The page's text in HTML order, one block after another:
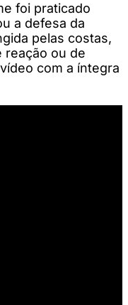
foi praticado
a defesa da
pelas costas,
reação ou de
com a íntegra